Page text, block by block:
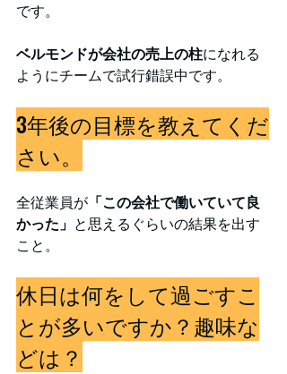
です。
ベルモンドが会社の売上の柱になれる
ようにチームで試行錯誤中です。
3年後の目標を教えてくだ
さい。
全従業員が 「この会社で働いていて良
かった」 と思えるぐらいの結果を出す
こと。
休日は何をして過ごすこ
とが多いですか？趣味な
どは？